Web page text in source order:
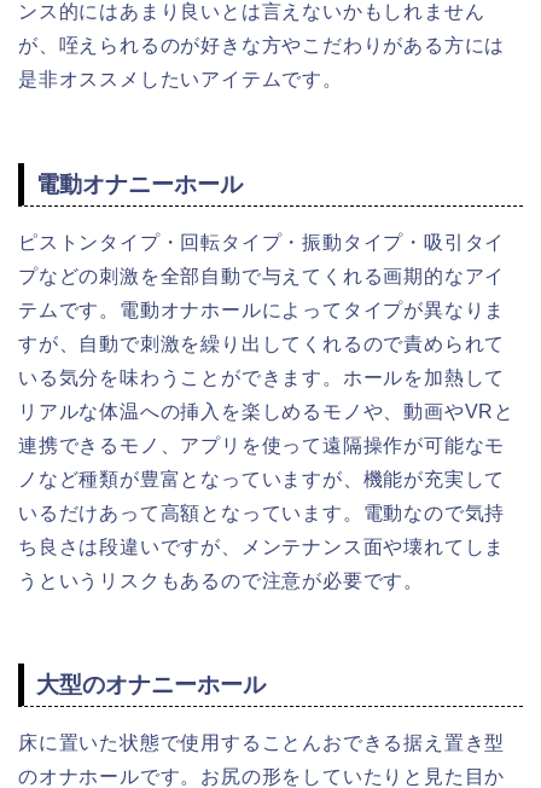
ンス的にはあまり良いとは言えないかもしれません
が、咥えられるのが好きな方やこだわりがある方には
是非オススメしたいアイテムです。
電動オナニーホール
ピストンタイプ・回転タイプ・振動タイプ・吸引タイ
プなどの刺激を全部自動で与えてくれる画期的なアイ
テムです。電動オナホールによってタイプが異なりま
すが、自動で刺激を繰り出してくれるので責められて
いる気分を味わうことができます。ホールを加熱して
リアルな体温への挿入を楽しめるモノや、動画やVRと
連携できるモノ、アプリを使って遠隔操作が可能なモ
ノなど種類が豊富となっていますが、機能が充実して
いるだけあって高額となっています。電動なので気持
ち良さは段違いですが、メンテナンス面や壊れてしま
うというリスクもあるので注意が必要です。
大型のオナニーホール
床に置いた状態で使用することんおできる据え置き型
のオナホールです。お尻の形をしていたりと見た目か